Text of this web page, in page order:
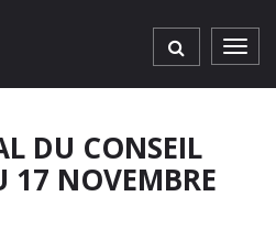
DU CONSEIL
17 NOVEMBRE